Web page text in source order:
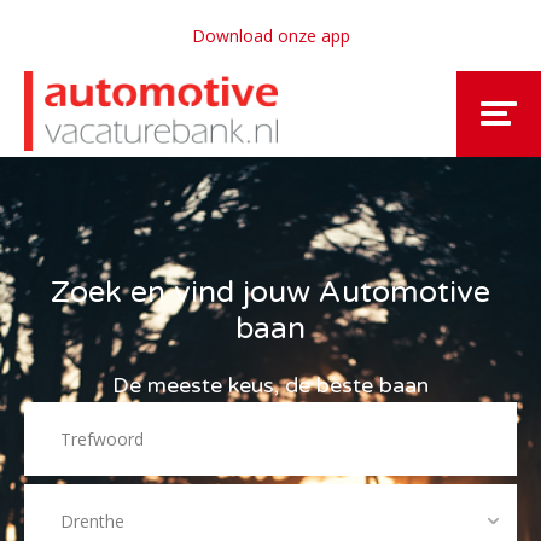
Download onze app
Zoek en vind jouw Automotive
baan
De meeste keus, de beste baan